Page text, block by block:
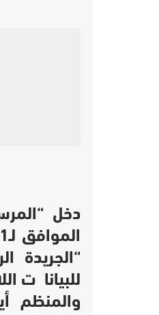
دخل “المرسوم رقم
الموافق لـ11 يونيو 2026.
للبيانات
والمنظم